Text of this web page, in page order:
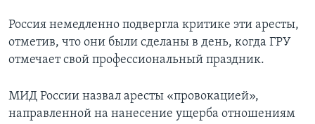
Россия немедленно подвергла критике эти аресты,
отметив, что они были сделаны в день, когда ГРУ
отмечает свой профессиональный праздник.
МИД России назвал аресты «провокацией»,
направленной на нанесение ущерба отношениям